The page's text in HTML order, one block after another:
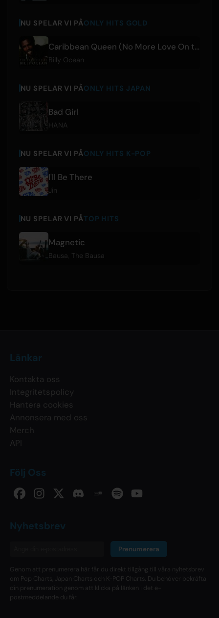
NU SPELAR VI PÅONLY HITS GOLD
Caribbean Queen (No More Love On the Run)
Billy Ocean
NU SPELAR VI PÅONLY HITS JAPAN
Bad Girl
HANA
NU SPELAR VI PÅONLY HITS K-POP
I'll Be There
Jin
NU SPELAR VI PÅTOP HITS
Magnetic
Bausa The Bausa
Länkar
Kontakta oss
Integritetspolicy
Hantera cookies
Annonsera med oss
Merch
API
Följ Oss
Nyhetsbrev
Prenumerera
Genom att prenumerera här får du direkt tillgång till våra nyhetsbrev
om Pop Charts, Japan Charts och K-POP Charts. Du behöver bekräfta
din prenumeration genom att klicka på länken i det e-
postmeddelande du får.